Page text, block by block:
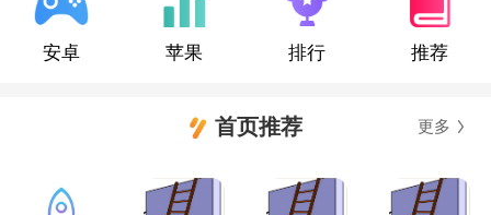
安卓 苹果 排行 推荐
首页推荐 更多